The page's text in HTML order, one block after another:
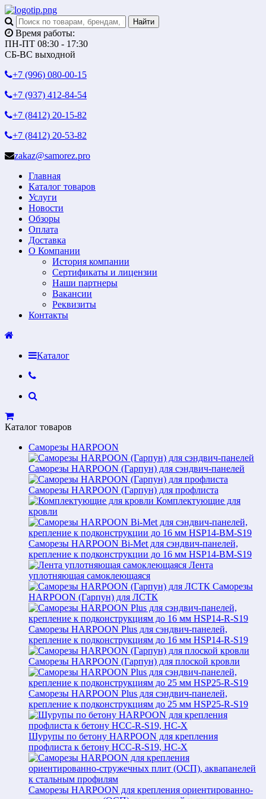
Время работы:
ПН-ПТ 08:30 - 17:30
СБ-ВС выходной
+7 (996) 080-00-15
+7 (937) 412-84-54
+7 (8412) 20-15-82
+7 (8412) 20-53-82
zakaz@samorez.pro
Главная
Каталог товаров
Услуги
Новости
Обзоры
Оплата
Доставка
О Компании
История компании
Сертификаты и лицензии
Наши партнеры
Вакансии
Реквизиты
Контакты
Каталог
Каталог товаров
Саморезы HARPOON
Саморезы HARPOON (Гарпун) для сэндвич-панелей
Саморезы HARPOON (Гарпун) для профлиста
Комплектующие для
кровли
Саморезы HARPOON Bi-Met для сэндвич-панелей,
крепление к подконструкции до 16 мм HSP14-BM-S19
Лента
уплотняющая самоклеющаяся
Саморезы
HARPOON (Гарпун) для ЛСТК
Саморезы HARPOON Plus для сэндвич-панелей,
крепление к подконструкциям до 16 мм HSP14-R-S19
Саморезы HARPOON (Гарпун) для плоской кровли
Саморезы HARPOON Plus для сэндвич-панелей,
крепление к подконструкциям до 25 мм HSP25-R-S19
Шурупы по бетону HARPOON для крепления
профлиста к бетону HCC-R-S19, HC-X
Саморезы HARPOON для крепления ориентированно-